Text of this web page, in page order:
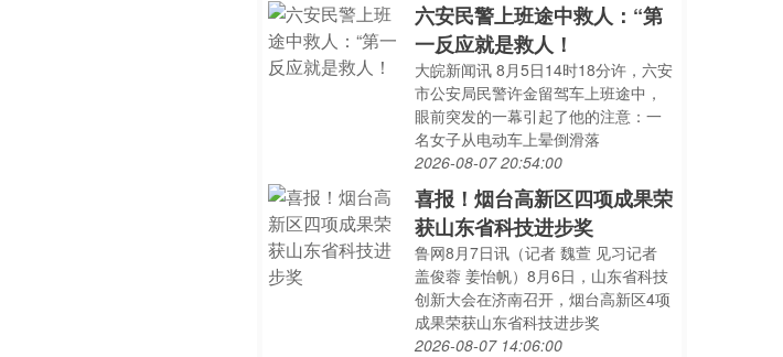
六安民警上班途中救人：“第
一反应就是救人！
大皖新闻讯 8月5日14时18分许，六安
市公安局民警许金留驾车上班途中，
眼前突发的一幕引起了他的注意：一
名女子从电动车上晕倒滑落
2026-08-07 20:54:00
喜报！烟台高新区四项成果荣
获山东省科技进步奖
鲁网8月7日讯（记者 魏萱 见习记者
盖俊蓉 姜怡帆）8月6日，山东省科技
创新大会在济南召开，烟台高新区4项
成果荣获山东省科技进步奖
2026-08-07 14:06:00